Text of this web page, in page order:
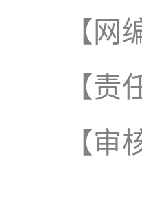
【网
【责
【审